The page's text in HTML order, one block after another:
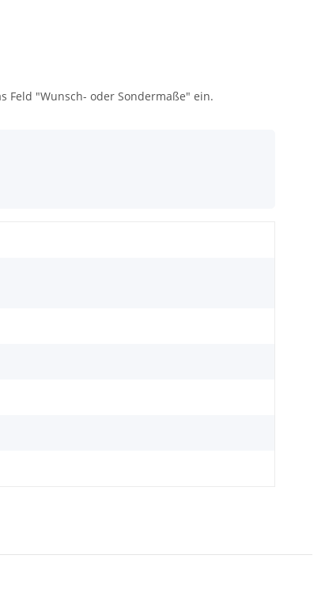
Feld "Wunsch- oder Sondermaße" ein.